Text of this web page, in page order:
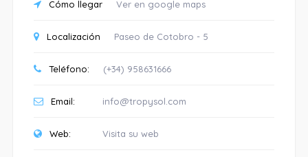
Cómo llegar Ver en google maps
Localización Paseo de Cotobro - 5
Teléfono: (+34) 958631666
Email: info@tropysol.com
Web: Visita su web